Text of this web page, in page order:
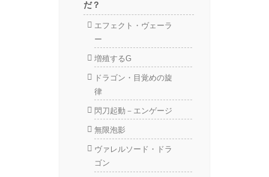
だ？
エフェクト・ヴェーラ
ー
増殖するG
ドラゴン・目覚めの旋
律
閃刀起動－エンゲージ
無限泡影
ヴァレルソード・ドラ
ゴン